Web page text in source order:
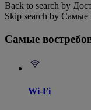
Back to search by
Skip search by Самые
Самые
Wi-Fi